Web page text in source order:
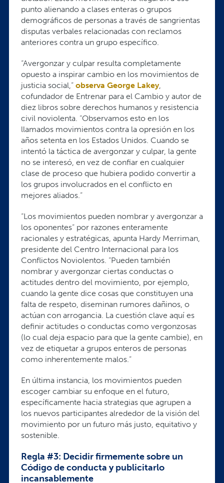
punto alienando a clases enteras o grupos
demográficos de personas a través de sangrientas
disputas verbales relacionadas con reclamos
anteriores contra un grupo específico.
“Avergonzar y culpar resulta completamente
opuesto a inspirar cambio en los movimientos de
justicia social,” observa George Lakey,
cofundador de Entrenar para el Cambio y autor de
diez libros sobre derechos humanos y resistencia
civil noviolenta. “Observamos esto en los
llamados movimientos contra la opresión en los
años setenta en los Estados Unidos. Cuando se
intentó la táctica de avergonzar y culpar, la gente
no se interesó, en vez de confiar en cualquier
clase de proceso que hubiera podido convertir a
los grupos involucrados en el conflicto en
mejores aliados.”
“Los movimientos pueden nombrar y avergonzar a
los oponentes” por razones enteramente
racionales y estratégicas, apunta Hardy Merriman,
presidente del Centro Internacional para los
Conflictos Noviolentos. “Pueden también
nombrar y avergonzar ciertas conductas o
actitudes dentro del movimiento, por ejemplo,
cuando la gente dice cosas que constituyen una
falta de respeto, diseminan rumores dañinos, o
actúan con arrogancia. La cuestión clave aquí es
definir actitudes o conductas como vergonzosas
(lo cual deja espacio para que la gente cambie), en
vez de etiquetar a grupos enteros de personas
como inherentemente malos.”
En última instancia, los movimientos pueden
escoger cambiar su enfoque en el futuro,
específicamente hacia strategias que agrupen a
los nuevos participantes alrededor de la visión del
movimiento por un futuro más justo, equitativo y
sostenible.
Regla #3: Decidir firmemente sobre un
Código de conducta y publicitarlo
incansablemente